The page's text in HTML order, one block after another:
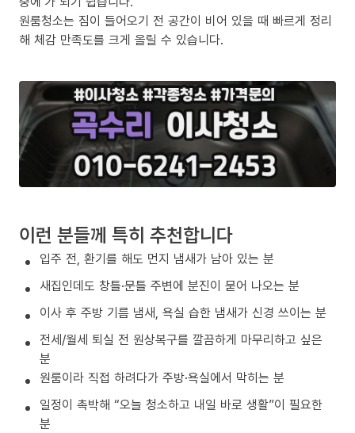
원룸청소는 짐이 들어오기 전 공간이 비어 있을 때 빠르게 정리
해 체감 만족도를 크게 올릴 수 있습니다.
이런 분들께 특히 추천합니다
입주 전, 환기를 해도 먼지 냄새가 남아 있는 분
새집인데도 창틀·문틀 주변에 분진이 묻어 나오는 분
이사 후 주방 기름 냄새, 욕실 습한 냄새가 신경 쓰이는 분
전세/월세 퇴실 전 원상복구를 깔끔하게 마무리하고 싶은
분
원룸이라 직접 하려다가 주방·욕실에서 막히는 분
일정이 촉박해 “오늘 청소하고 내일 바로 생활”이 필요한
분